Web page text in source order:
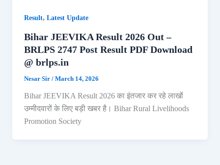
Result, Latest Update
Bihar JEEVIKA Result 2026 Out –
BRLPS 2747 Post Result PDF Download
@ brlps.in
Nesar Sir / March 14, 2026
Bihar JEEVIKA Result 2026 का इंतजार कर रहे लाखों
उम्मीदवारों के लिए बड़ी खबर है। Bihar Rural Livelihoods
Promotion Society